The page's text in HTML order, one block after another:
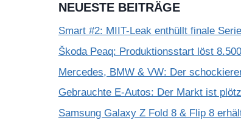
NEUESTE BEITRÄGE
Smart #2: MIIT-Leak enthüllt finale
Škoda Peaq: Produktionsstart löst
Mercedes, BMW & VW: Der
Gebrauchte E-Autos: Der Markt ist
Samsung Galaxy Z Fold 8 & Flip 8